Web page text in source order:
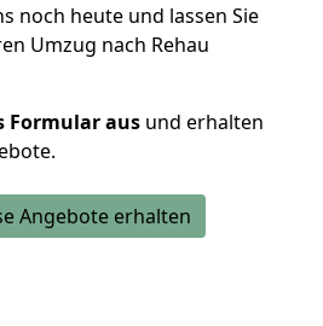
noch heute und lassen Sie
Umzug nach Rehau
Formular aus und erhalten
Angebote erhalten